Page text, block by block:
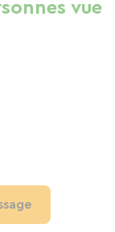
vue